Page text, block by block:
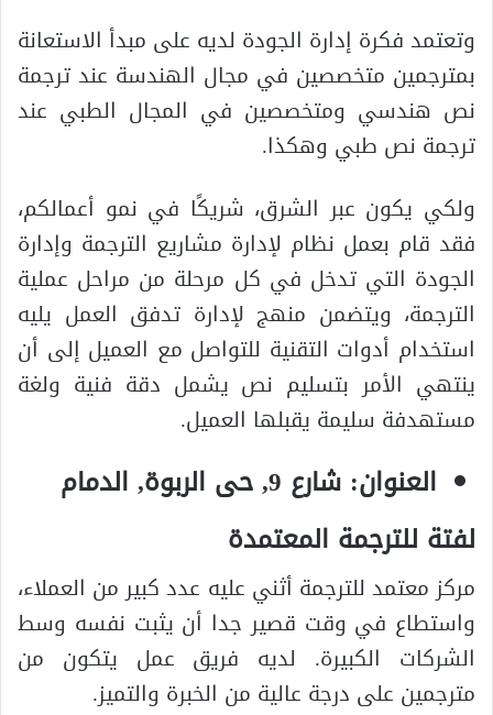
وتعتمد فكرة إدارة الجودة لديه على مبدأ الاستعانة
بمترجمين متخصصين في مجال الهندسة عند ترجمة
نص هندسي ومتخصصين في المجال الطبي عند
ترجمة نص طبي وهكذا.
ولكي يكون عبر الشرق، شريكًا في نمو أعمالكم،
فقد قام بعمل نظام لإدارة مشاريع الترجمة وإدارة
الجودة التي تدخل في كل مرحلة من مراحل عملية
الترجمة، ويتضمن منهج لإدارة تدفق العمل يليه
استخدام أدوات التقنية للتواصل مع العميل إلى أن
ينتهي الأمر بتسليم نص يشمل دقة فنية ولغة
مستهدفة سليمة يقبلها العميل.
العنوان: شارع 9, حى الربوة, الدمام
لفتة للترجمة المعتمدة
مركز معتمد للترجمة أثني عليه عدد كبير من العملاء،
واستطاع في وقت قصير جدا أن يثبت نفسه وسط
الشركات الكبيرة. لديه فريق عمل يتكون من
مترجمين على درجة عالية من الخبرة والتميز.